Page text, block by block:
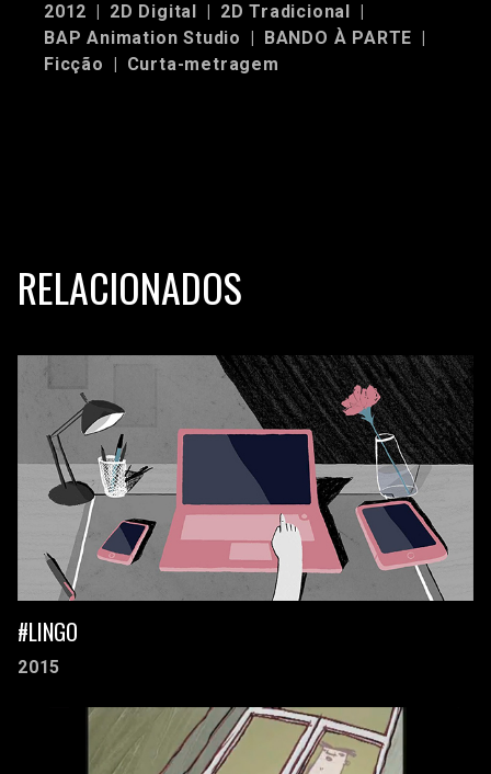
2012 | 2D Digital | 2D Tradicional |
BAP Animation Studio | BANDO À PARTE |
Ficção | Curta-metragem
RELACIONADOS
#LINGO
2015